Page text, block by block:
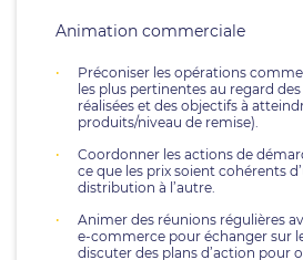
Animation commerciale
Préconiser les opérations
les plus pertinentes au regard
réalisées et des objectifs à
produits/niveau de remise).
Coordonner les actions de
ce que les prix soient cohérents
distribution à l’autre.
Animer des réunions régulières
e-commerce pour échanger sur
discuter des plans d’action pour